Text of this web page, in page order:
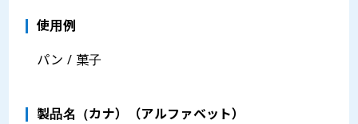
使用例
パン / 菓子
製品名（カナ）（アルファベット）